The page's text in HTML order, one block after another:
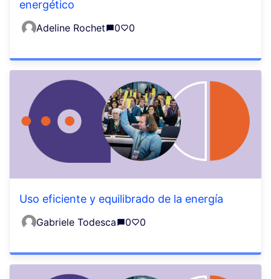
energético
Adeline Rochet 0 0
Uso eficiente y equilibrado de la energía
Gabriele Todesca 0 0